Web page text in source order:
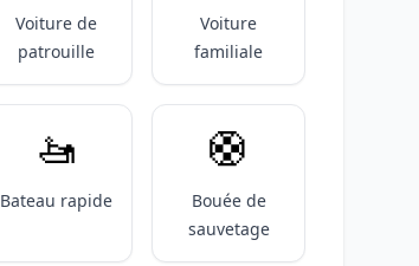
Voiture de
patrouille
Voiture
familiale
🚤
Bateau rapide
🛟
Bouée de
sauvetage